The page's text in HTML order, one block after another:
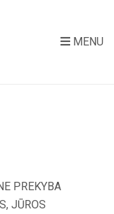
MENU
PREKYBA
JŪROS